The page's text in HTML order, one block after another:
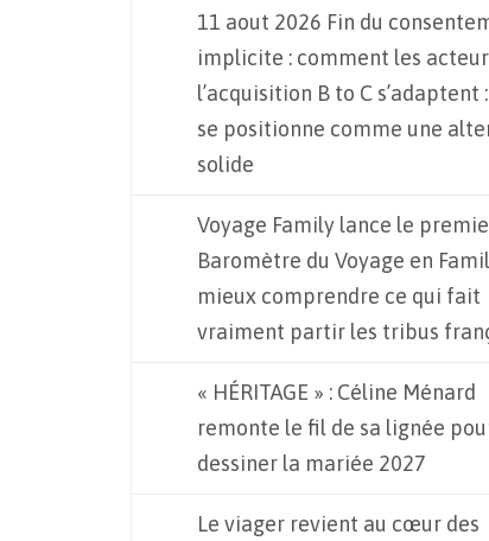
11 aout 2026 Fin du
implicite : comment les
l’acquisition B to C s’adaptent
se positionne comme une
solide
Voyage Family lance le
Baromètre du Voyage en
mieux comprendre ce qui fait
vraiment partir les tribus
« HÉRITAGE » : Céline Ménard
remonte le fil de sa lignée
dessiner la mariée 2027
Le viager revient au cœur des